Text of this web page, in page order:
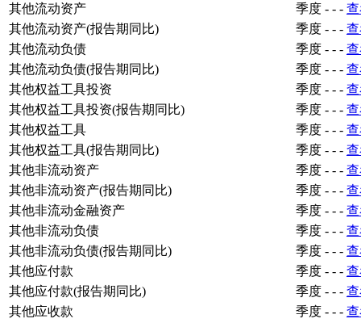
其他流动资产
季度 - - -
其他流动资产(报告期同比)
季度 - - -
其他流动负债
季度 - - -
其他流动负债(报告期同比)
季度 - - -
其他权益工具投资
季度 - - -
其他权益工具投资(报告期同比)
季度 - - -
其他权益工具
季度 - - -
其他权益工具(报告期同比)
季度 - - -
其他非流动资产
季度 - - -
其他非流动资产(报告期同比)
季度 - - -
其他非流动金融资产
季度 - - -
其他非流动负债
季度 - - -
其他非流动负债(报告期同比)
季度 - - -
其他应付款
季度 - - -
其他应付款(报告期同比)
季度 - - -
其他应收款
季度 - - -